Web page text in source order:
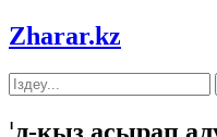
Zharar.kz
¦л-қыз асырап